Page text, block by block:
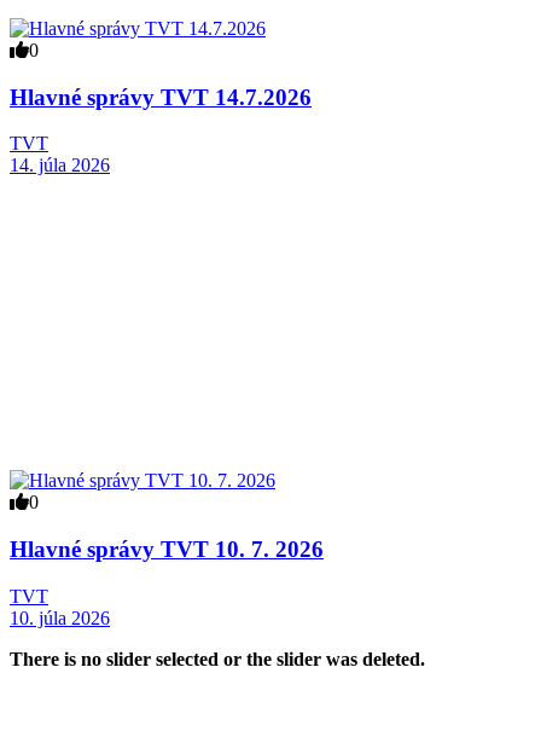
0
Hlavné správy TVT 14.7.2026
TVT
14. júla 2026
0
Hlavné správy TVT 10. 7. 2026
TVT
10. júla 2026
There is no slider selected or the slider was deleted.